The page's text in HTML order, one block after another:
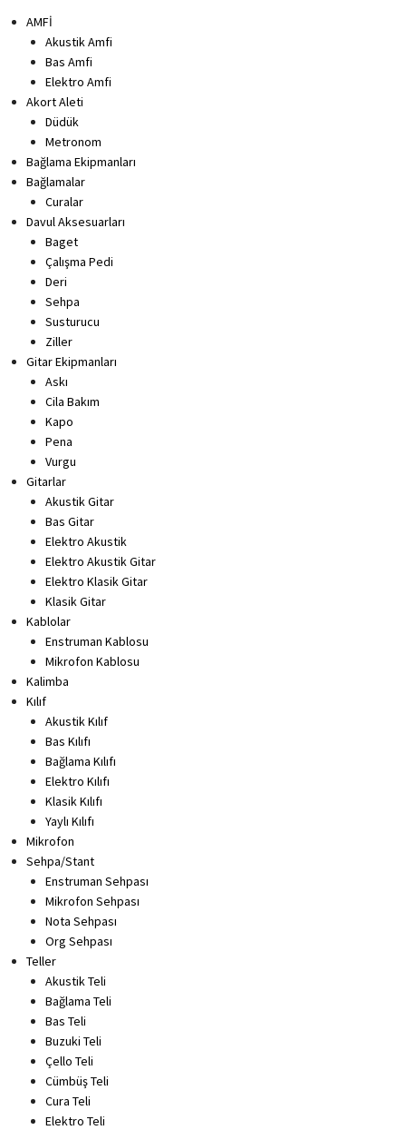
AMFİ
Akustik Amfi
Bas Amfi
Elektro Amfi
Akort Aleti
Düdük
Metronom
Bağlama Ekipmanları
Bağlamalar
Curalar
Davul Aksesuarları
Baget
Çalışma Pedi
Deri
Sehpa
Susturucu
Ziller
Gitar Ekipmanları
Askı
Cila Bakım
Kapo
Pena
Vurgu
Gitarlar
Akustik Gitar
Bas Gitar
Elektro Akustik
Elektro Akustik Gitar
Elektro Klasik Gitar
Klasik Gitar
Kablolar
Enstruman Kablosu
Mikrofon Kablosu
Kalimba
Kılıf
Akustik Kılıf
Bas Kılıfı
Bağlama Kılıfı
Elektro Kılıfı
Klasik Kılıfı
Yaylı Kılıfı
Mikrofon
Sehpa/Stant
Enstruman Sehpası
Mikrofon Sehpası
Nota Sehpası
Org Sehpası
Teller
Akustik Teli
Bağlama Teli
Bas Teli
Buzuki Teli
Çello Teli
Cümbüş Teli
Cura Teli
Elektro Teli